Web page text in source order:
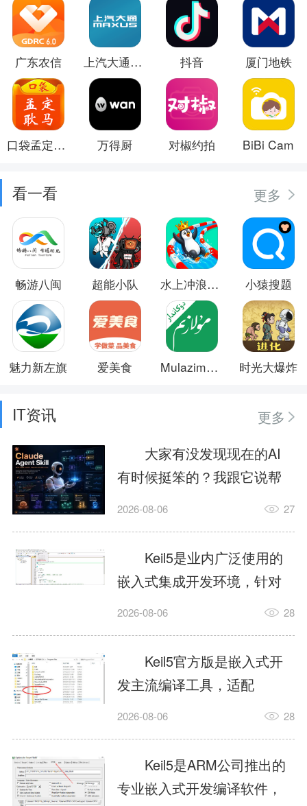
广东农信 上汽大通MAXUS 抖音 厦门地铁
口袋孟定耿马 万得厨 对椒约拍 BiBi Cam
看一看 更多
畅游八闽 超能小队 水上冲浪竞速 小猿搜题
魅力新左旗 爱美食 Mulazim商家 时光大爆炸
IT资讯
更多
大家有没发现现在的AI
有时候挺笨的？我跟它说帮
我订个明天早上的闹钟，它
这样？因为AI，就是个只会
耍嘴皮子的书呆子。它脑子
里有海量知识，但没有真正
激发出来实力。而
AgentSkill，就是给AI大脑装
上的一双机械手，它真的能
解决很多问题。1什么是
AgentSkillSkill指...
2026-08-06 27
Keil5是业内广泛使用的
嵌入式集成开发环境，针对
ARM、51内核单片机提供编
力，代码编译稳定，调试工
具成熟，大量开源项目基于
该平台开发。新项目需要单
独下载对应芯片支持包，新
手配置难度较高，正版商业
授权费用不菲，未授权版本
存在程序容量限制，适合硬
2026-08-06 28
Keil5官方版是嵌入式开
发主流编译工具，适配
STM32、51单片机等多款芯
在线调试、代码仿真，兼容
众多厂商芯片安装包。软件
需要手动添加器件库，初次
2026-08-06 28
Keil5是ARM公司推出的
专业嵌入式开发编译软件，